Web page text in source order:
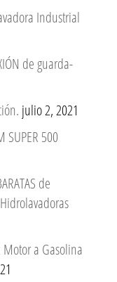
Industrial
de guarda-
julio 2, 2021
SUPER 500
de
Motor a Gasolina